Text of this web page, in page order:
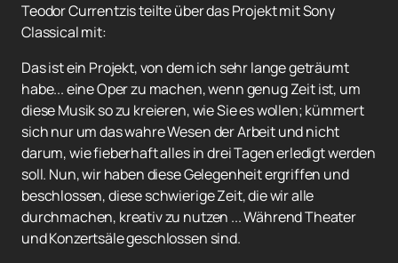
Teodor Currentzis teilte über das Projekt mit Sony
Classical mit:
Das ist ein Projekt, von dem ich sehr lange geträumt
habe... eine Oper zu machen, wenn genug Zeit ist, um
diese Musik so zu kreieren, wie Sie es wollen; kümmert
sich nur um das wahre Wesen der Arbeit und nicht
darum, wie fieberhaft alles in drei Tagen erledigt werden
soll. Nun, wir haben diese Gelegenheit ergriffen und
beschlossen, diese schwierige Zeit, die wir alle
durchmachen, kreativ zu nutzen ... Während Theater
und Konzertsäle geschlossen sind.